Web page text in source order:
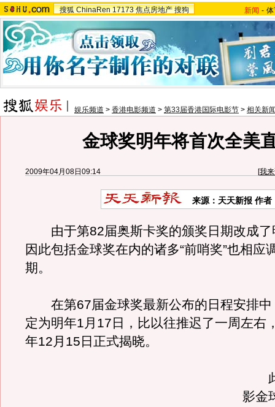
搜狐 ChinaRen 17173 焦点房地产 搜狗 新闻 -
娱乐频道 > 香港电影频道 > 第33届香港国际电影节 > 相关新
金球奖明年将首次全美
2009年04月08日09:14 [我
来源：天天新报 作者
由于第82届奥斯卡奖的颁奖日期改成了
因此包括金球奖在内的诸多“前哨奖”也相应
期。
在第67届金球奖最新公布的日程安排中
定为明年1月17日，比以往推迟了一周左右
年12月15日正式揭晓。
此
影金